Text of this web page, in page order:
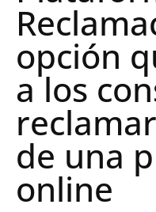
opción
a los
de una
online